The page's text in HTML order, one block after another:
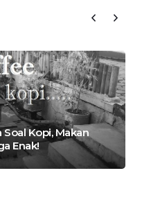
Soal Kopi, Makan
Enak!